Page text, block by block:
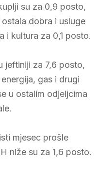
su za 0,9 posto,
dobra i usluge
i kultura za 0,1 posto.
jeftiniji za 7,6 posto,
gas i drugi
u ostalim odjeljcima
mjesec prošle
niže su za 1,6 posto.